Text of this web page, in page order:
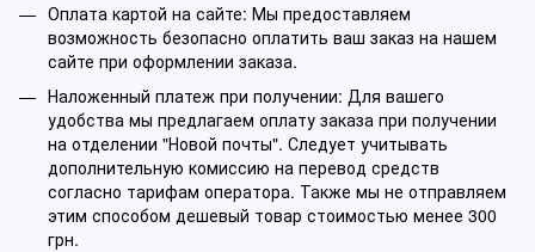
Оплата картой на сайте: Мы предоставляем
возможность безопасно оплатить ваш заказ на нашем
сайте при оформлении заказа.
Наложенный платеж при получении: Для вашего
удобства мы предлагаем оплату заказа при получении
на отделении "Новой почты". Следует учитывать
дополнительную комиссию на перевод средств
согласно тарифам оператора. Также мы не отправляем
этим способом дешевый товар стоимостью менее 300
грн.